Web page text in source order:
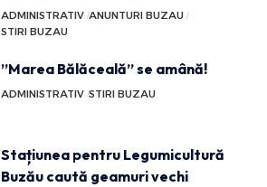
ADMINISTRATIV ANUNTURI BUZAU
STIRI BUZAU
”Marea Bălăceală” se amână!
ADMINISTRATIV STIRI BUZAU
Stațiunea pentru Legumicultură
Buzău caută geamuri vechi